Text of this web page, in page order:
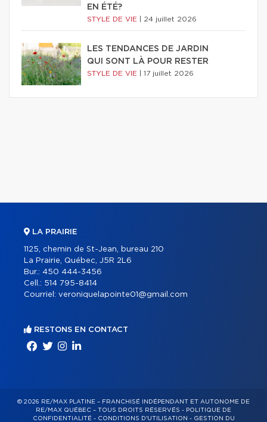
EN ÉTÉ?
STYLE DE VIE 24 juillet 2026
LES TENDANCES DE JARDIN
QUI SONT LÀ POUR RESTER
STYLE DE VIE 17 juillet 2026
LA PRAIRIE
1125, chemin de St-Jean, bureau 210
La Prairie, Québec, J5R 2L6
Bur.: 450 444-3456
Cell.: 514 795-8414
Courriel: veroniquelapointe01@gmail.com
RESTONS EN CONTACT
© 2026 RE/MAX PLATINE – FRANCHISÉ INDÉPENDANT ET AUTONOME DE
RE/MAX QUÉBEC – TOUS DROITS RÉSERVÉS - POLITIQUE DE
CONFIDENTIALITÉ- CONDITIONS D'UTILISATION - GESTION DU